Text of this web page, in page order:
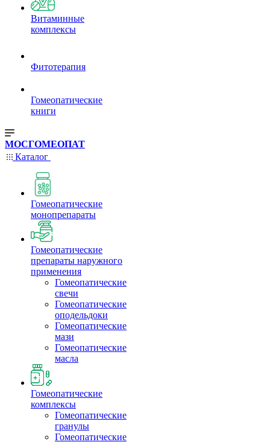
Витаминные
комплексы
Фитотерапия
Гомеопатические
книги
МОСГОМЕОПАТ
Каталог
Гомеопатические
монопрепараты
Гомеопатические
препараты наружного
применения
Гомеопатические
свечи
Гомеопатические
оподельдоки
Гомеопатические
мази
Гомеопатические
масла
Гомеопатические
комплексы
Гомеопатические
гранулы
Гомеопатические